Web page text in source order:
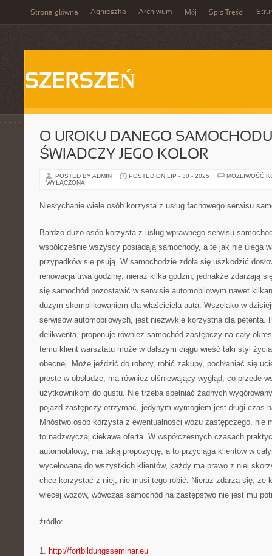
Strona główna Agnieszka Archiwum Mój Spis Treści
SZERSZEŃ
O UROKU DANEGO
ŚWIADCZY JEGO KOLOR
POSTED BY ADMIN POSTED ON LIP - 30 - 2025
MOŻLIWOŚĆ
WYŁĄCZONA
Niesłychanie wiele osób korzysta z usług fachowego serwisu
Bardzo dużo osób korzysta z usług wprawnego serwisu
współcześnie wszyscy posiadają samochody, a te jak nie ulega
przypadków się psują. W samochodzie zdoła się uszkodzić
renowacja trwa godzinę, nieraz kilka godzin, jednakże zdarzają
się samochód pozostawić w serwisie automobilowym nawet
dużym skomplikowaniem dla właściciela auta. Wszelako w
serwisów automobilowych, jest niezwykle korzystna dla petenta.
delikwenta, proponuje również samochód zastępczy na cały
temu klient warsztatu może w dalszym ciągu wieść taki styl
obecnej. Może jeździć do roboty, robić zakupy, pochłaniać się
proste w obsłudze, ma również olśniewający wygląd, co przede
użytkownikom do gustu. Nie trzeba spełniać żadnych
pojazd zastępczy otrzymać, jedynym wymogiem jest długi czas
Mnóstwo osób korzysta z ewentualności wozu zastępczego, nie
to nadzwyczaj ciekawa oferta. W współczesnych czasach
automobilowy, ma taką propozycję, a to przyciąga klientów w
wycelowana do wszystkich klientów, każdy ma prawo z niej
chce korzystać z niej, nie musi tego robić. Nieraz zdarza się, że
więcej wozów, wówczas samochód na zastępstwo nie jest mu
źródło:
———————————
1. http://fortbildungsseminar.eu